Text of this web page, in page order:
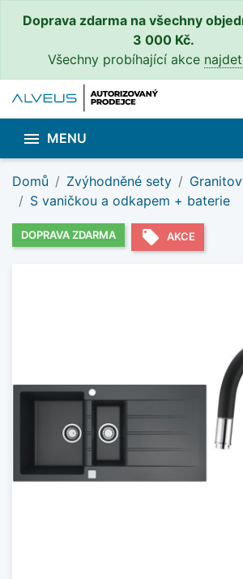
Doprava zdarma na všechny
3 000 Kč.
Všechny probíhající akce
 MENU
Domů Zvýhodněné sety
S vaničkou a odkapem + baterie
DOPRAVA ZDARMA local_offer AKCE